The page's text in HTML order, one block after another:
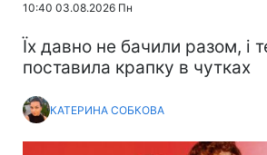
10:40 03.08.2026 Пн
Їх давно не бачили разом, і
поставила крапку в чутках
КАТЕРИНА СОБКОВА